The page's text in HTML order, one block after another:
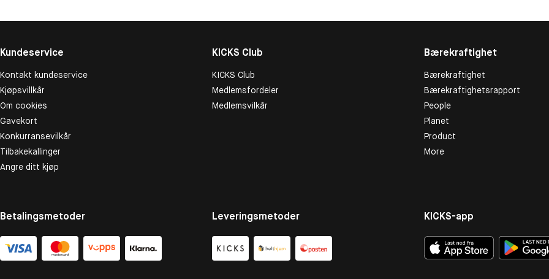
Kundeservice
Kontakt kundeservice
Kjøpsvillkår
Om cookies
Gavekort
Konkurransevilkår
Tilbakekallinger
Angre ditt kjøp
KICKS Club
KICKS Club
Medlemsfordeler
Medlemsvilkår
Bærekraftighet
Bærekraftighet
Bærekraftighetsrapport
People
Planet
Product
More
Betalingsmetoder Leveringsmetoder KICKS-app